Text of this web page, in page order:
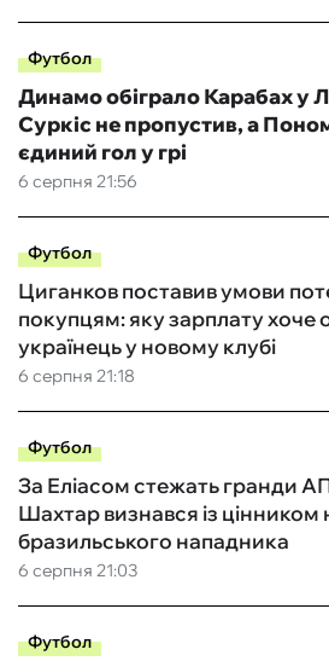
Футбол
6 серпня 21:56
Динамо обіграло Карабах у
Суркіс не пропустив, а
єдиний гол у грі
Футбол
6 серпня 21:18
Циганков поставив умови
покупцям: яку зарплату хоче
українець у новому клубі
Футбол
6 серпня 21:03
За Еліасом стежать гранди
Шахтар визнався із цінником
бразильського нападника
Футбол